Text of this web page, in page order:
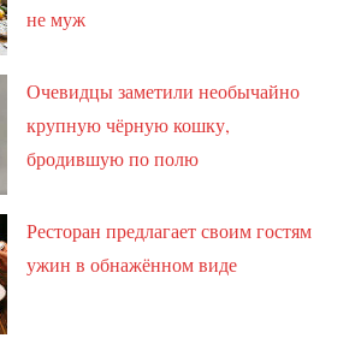
не муж
Очевидцы заметили необычайно
крупную чёрную кошку,
бродившую по полю
Ресторан предлагает своим гостям
ужин в обнажённом виде